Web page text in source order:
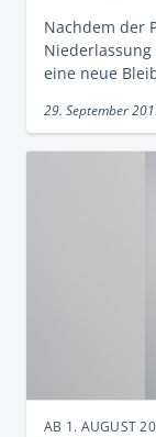
Nachdem der
eine neue
29. September
AB 1. AUGUST